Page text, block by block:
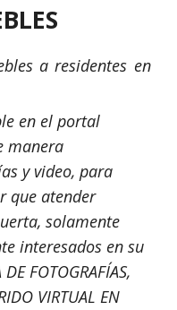
a residentes en
en el portal
manera
y video, para
que atender
solamente
interesados en su
FOTOGRAFÍAS,
VIRTUAL EN